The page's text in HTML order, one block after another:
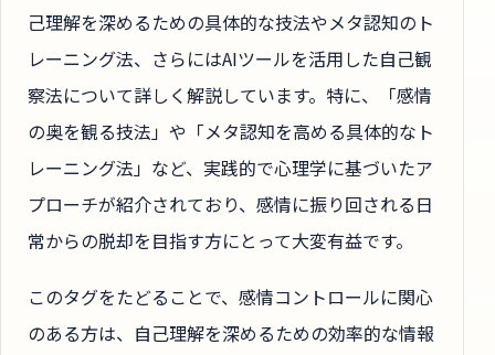
己理解を深めるための具体的な技法やメタ認知のト
レーニング法、さらにはAIツールを活用した自己観
察法について詳しく解説しています。特に、「感情
の奥を観る技法」や「メタ認知を高める具体的なト
レーニング法」など、実践的で心理学に基づいたア
プローチが紹介されており、感情に振り回される日
常からの脱却を目指す方にとって大変有益です。
このタグをたどることで、感情コントロールに関心
のある方は、自己理解を深めるための効率的な情報